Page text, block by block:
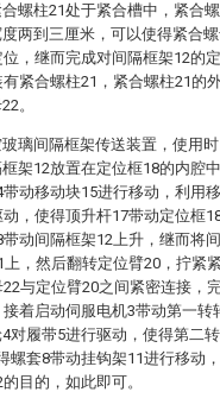
螺柱21处于紧合槽中，紧合
两到三厘米，可以使得紧合
，继而完成对间隔框架12的
紧合螺柱21，紧合螺柱21的
。
璃间隔框架传送装置，使用
架12放置在定位框18的内腔
动移动块15进行移动，利用
，使得顶升杆17带动定位框
动间隔框架12上升，继而将
上，然后翻转定位臂20，拧紧
与定位臂20之间紧密连接，
着启动伺服电机3带动第一转
对履带5进行驱动，使得第二
螺套8带动挂钩架11进行移动
目的，如此即可。